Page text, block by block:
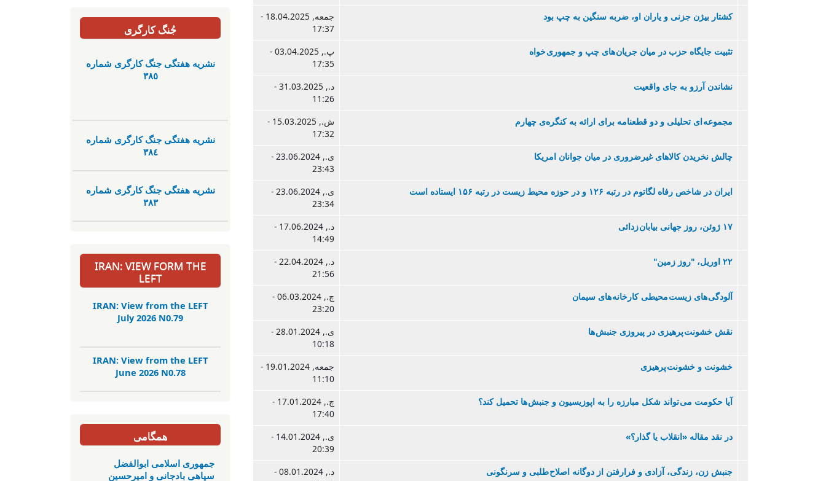
کشتار بیژن جزنی و ياران او، ضربه سنگين به چپ بود
جمعه, 18.04.2025 -
17:37
تثبيت جايگاه حزب در ميان جريان های چپ و جمهوری خواه
پ., 03.04.2025 -
17:35
نشاندن آرزو به جای واقعيت
د., 31.03.2025 -
11:26
مجموعه ای تحلیلی و دو قطعنامه برای ارائه به کنگره‌ی چهارم
ش., 15.03.2025 -
17:32
چالش نخريدن کالاهای غيرضروری در ميان جوانان امريکا
ی., 23.06.2024 -
23:43
ايران در شاخص رفاه لگاتوم در رتبه ۱۲۶ و در حوزه محيط زيست در رتبه ۱۵۶ ايستاده است
ی., 23.06.2024 -
23:34
۱۷ ژوئن، روز جهانی بیابان زدائی
د., 17.06.2024 -
14:49
۲۲ اوريل، "روز زمين"
د., 22.04.2024 -
21:56
آلودگی های زیست محیطی کارخانه های سیمان
چ., 06.03.2024 -
23:20
نقش خشونت پرهيزی در پيروزی جنبش ها
ی., 28.01.2024 -
10:18
خشونت و خشونت پرهيزی
جمعه, 19.01.2024 -
11:10
آيا حکومت می تواند شکل مبارزه را به اپوزيسيون و جنبش ها تحميل کند؟
چ., 17.01.2024 -
17:40
در نقد مقاله «انقلاب یا گذار؟»
ی., 14.01.2024 -
20:39
جنبش زن، زندگی، آزادی و فرارفتن از دوگانه اصلاح طلبی و سرنگونی
د., 08.01.2024 -
جُنگ کارگری
نشریە هفتگی جنگ کارگری شمارە
٣٨٥
نشریە هفتگی جنگ کارگری شمارە
٣٨٤
نشریە هفتگی جنگ کارگری شمارە
٣٨٣
IRAN: VIEW FORM THE
LEFT
IRAN: View from the LEFT
July 2026 N0.79
IRAN: View from the LEFT
June 2026 N0.78
همگامی
جمهوری اسلامی ابوالفضل
سپاهی بادجانی و امیرحسین